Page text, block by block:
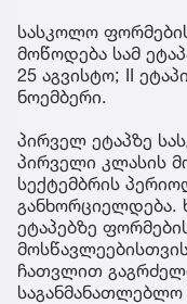
სასკოლო
მოწოდება სამ
25 აგვისტო; II
ნოემბერი.
პირველ ეტაპზე
პირველი კლასის
სექტემბრის
განხორციელდება.
ეტაპებზე
ჩათვლით
საგანმანათლებლო